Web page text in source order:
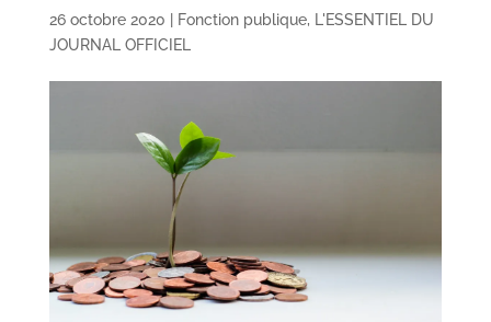
26 octobre 2020 Fonction publique,
L'ESSENTIEL DU
JOURNAL OFFICIEL